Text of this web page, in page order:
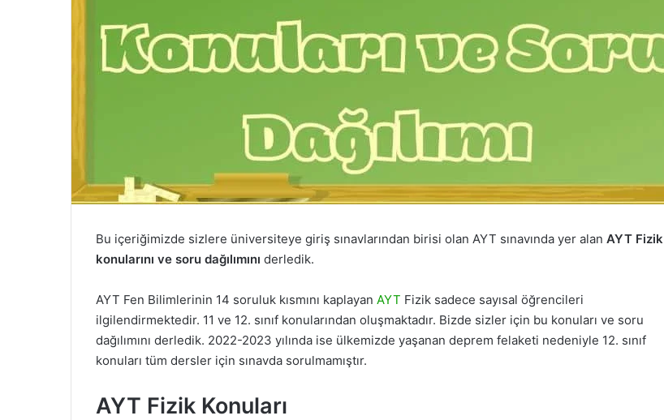
Bu içeriğimizde sizlere üniversiteye giriş sınavlarından birisi olan AYT sınavında yer alan AYT Fizik
konularını ve soru dağılımını derledik.
AYT Fen Bilimlerinin 14 soruluk kısmını kaplayan AYT Fizik sadece sayısal öğrencileri
ilgilendirmektedir. 11 ve 12. sınıf konularından oluşmaktadır. Bizde sizler için bu konuları ve soru
dağılımını derledik. 2022-2023 yılında ise ülkemizde yaşanan deprem felaketi nedeniyle 12. sınıf
konuları tüm dersler için sınavda sorulmamıştır.
AYT Fizik Konuları